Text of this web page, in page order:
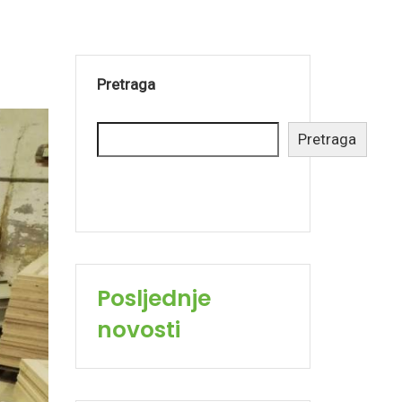
Pretraga
Pretraga
Posljednje
novosti